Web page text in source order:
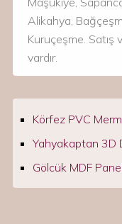
Alikahya,
Kuruçeşme.
vardır.
Körfez PVC
Yahyakaptan 3D
Gölcük MDF